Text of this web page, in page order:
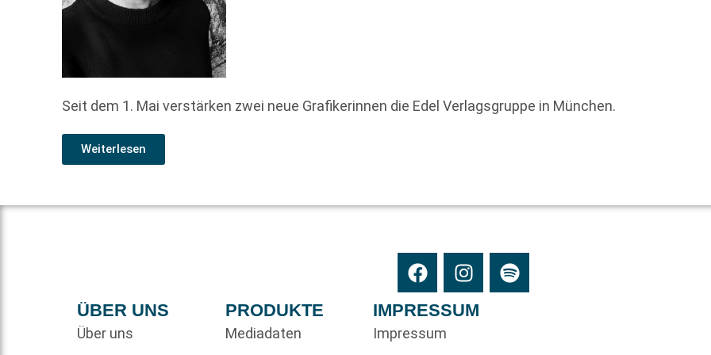
Seit dem 1. Mai verstärken zwei neue Grafikerinnen die Edel Verlagsgruppe in München.
Weiterlesen
ÜBER UNS
Über uns
PRODUKTE
Mediadaten
IMPRESSUM
Impressum